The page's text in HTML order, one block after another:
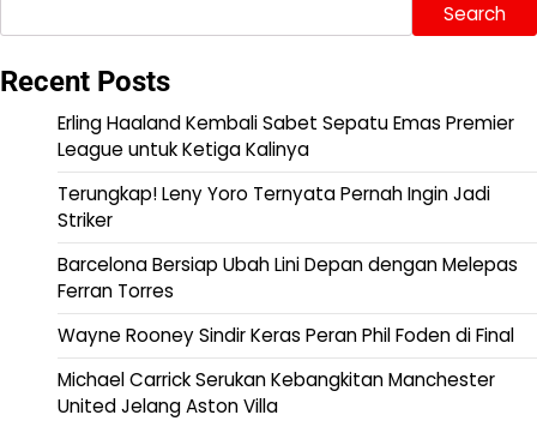
Search
Recent Posts
Erling Haaland Kembali Sabet Sepatu Emas Premier
League untuk Ketiga Kalinya
Terungkap! Leny Yoro Ternyata Pernah Ingin Jadi
Striker
Barcelona Bersiap Ubah Lini Depan dengan Melepas
Ferran Torres
Wayne Rooney Sindir Keras Peran Phil Foden di Final
Michael Carrick Serukan Kebangkitan Manchester
United Jelang Aston Villa